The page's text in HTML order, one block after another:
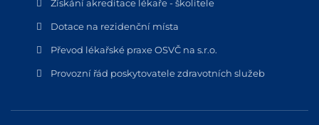
Získání akreditace lékaře - školitele
Dotace na rezidenční místa
Převod lékařské praxe OSVČ na s.r.o.
Provozní řád poskytovatele zdravotních služeb